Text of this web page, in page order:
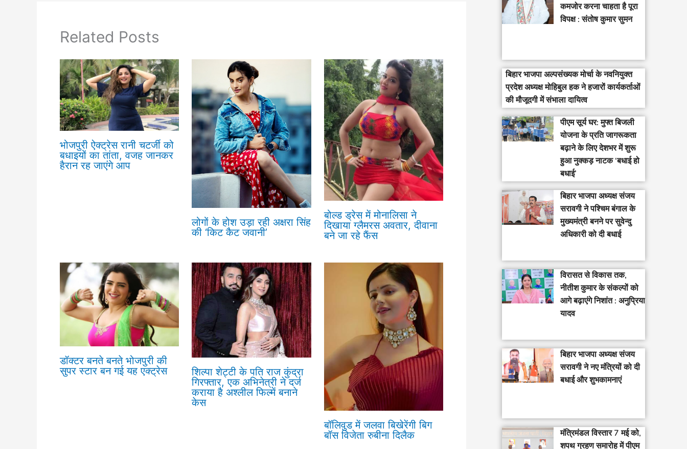
Related Posts
भोजपुरी ऐक्ट्रेस रानी चटर्जी को
बधाइयों का तांता, वजह जानकर
हैरान रह जाएंगे आप
लोगों के होश उड़ा रही अक्षरा सिंह
की ‘किट कैट जवानी’
बोल्ड ड्रेस में मोनालिसा ने
दिखाया ग्लैमरस अवतार, दीवाना
बने जा रहे फैंस
डॉक्टर बनते बनते भोजपुरी की
सुपर स्टार बन गई यह एक्ट्रेस
शिल्पा शेट्टी के पति राज कुंद्रा
गिरफ्तार, एक अभिनेत्री ने दर्ज
कराया है अश्लील फिल्में बनाने
केस
बॉलिवुड में जलवा बिखेरेंगी बिग
बॉस विजेता रुबीना दिलैक
कमजोर करना चाहता है पूरा
विपक्ष : संतोष कुमार सुमन
बिहार भाजपा अल्पसंख्यक मोर्चा के नवनियुक्त
प्रदेश अध्यक्ष मोहिबुल हक ने हजारों कार्यकर्ताओं
की मौजूदगी में संभाला दायित्व
पीएम सूर्य घर: मुफ्त बिजली
योजना के प्रति जागरूकता
बढ़ाने के लिए देशभर में शुरू
हुआ नुक्कड़ नाटक ‘बधाई हो
बधाई’
‎बिहार भाजपा अध्यक्ष संजय
सरावगी ने पश्चिम बंगाल के
मुख्यमंत्री बनने पर सुवेन्दु
अधिकारी को दी बधाई
विरासत से विकास तक,
नीतीश कुमार के संकल्पों को
आगे बढ़ाएंगे निशांत : अनुप्रिया
यादव
बिहार भाजपा अध्यक्ष संजय
सरावगी ने नए मंत्रियों को दी
बधाई और शुभकामनाएं
मंत्रिमंडल विस्तार 7 मई को,
शपथ ग्रहण समारोह में पीएम